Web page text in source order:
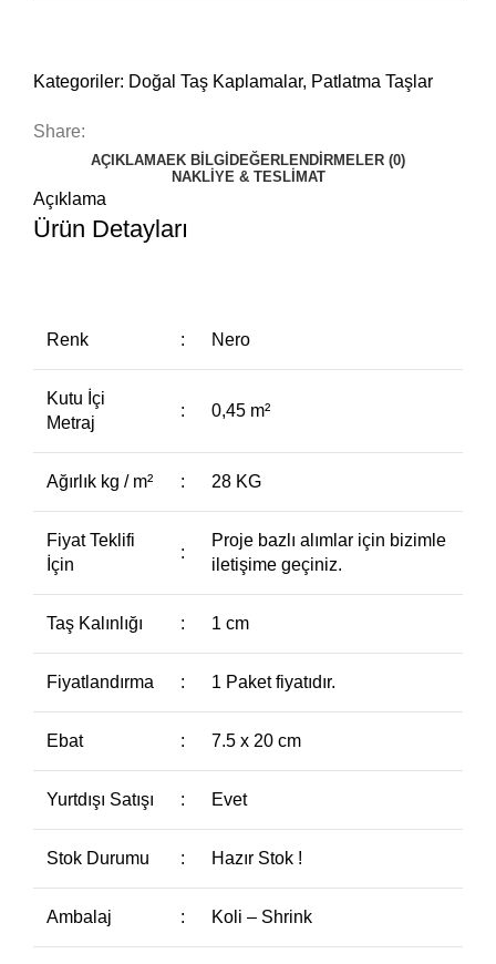
Kategoriler: Doğal Taş Kaplamalar, Patlatma Taşlar
Share:
AÇIKLAMAEK BILGI DEĞERLENDIRMELER (0)
NAKLIYE & TESLIMAT
Açıklama
Ürün Detayları
Renk : Nero
Kutu İçi
Metraj
: 0,45 m²
Ağırlık kg / m² : 28 KG
Fiyat Teklifi
İçin
:
Proje bazlı alımlar için bizimle
iletişime geçiniz.
Taş Kalınlığı : 1 cm
Fiyatlandırma : 1 Paket fiyatıdır.
Ebat : 7.5 x 20 cm
Yurtdışı Satışı : Evet
Stok Durumu : Hazır Stok !
Ambalaj : Koli – Shrink